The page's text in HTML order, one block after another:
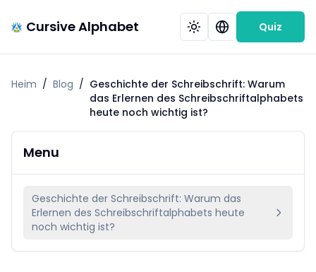
Cursive Alphabet Quiz
Heim / Blog / Geschichte der Schreibschrift: Warum
das Erlernen des Schreibschriftalphabets
heute noch wichtig ist?
Menu
Geschichte der Schreibschrift: Warum das
Erlernen des Schreibschriftalphabets heute
noch wichtig ist?